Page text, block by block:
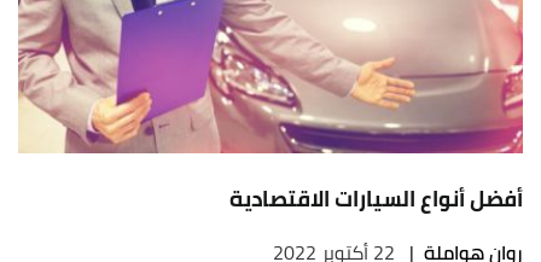
أفضل أنواع السيارات الاقتصادية
روان هواملة | 22 أكتوبر 2022